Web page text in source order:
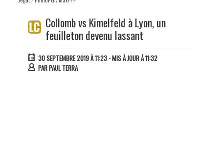
Collomb vs Kimelfeld à Lyon, un
feuilleton devenu lassant
30 SEPTEMBRE 2019 À 11:23- MIS À JOUR À 11:32
PARPAUL TERRA